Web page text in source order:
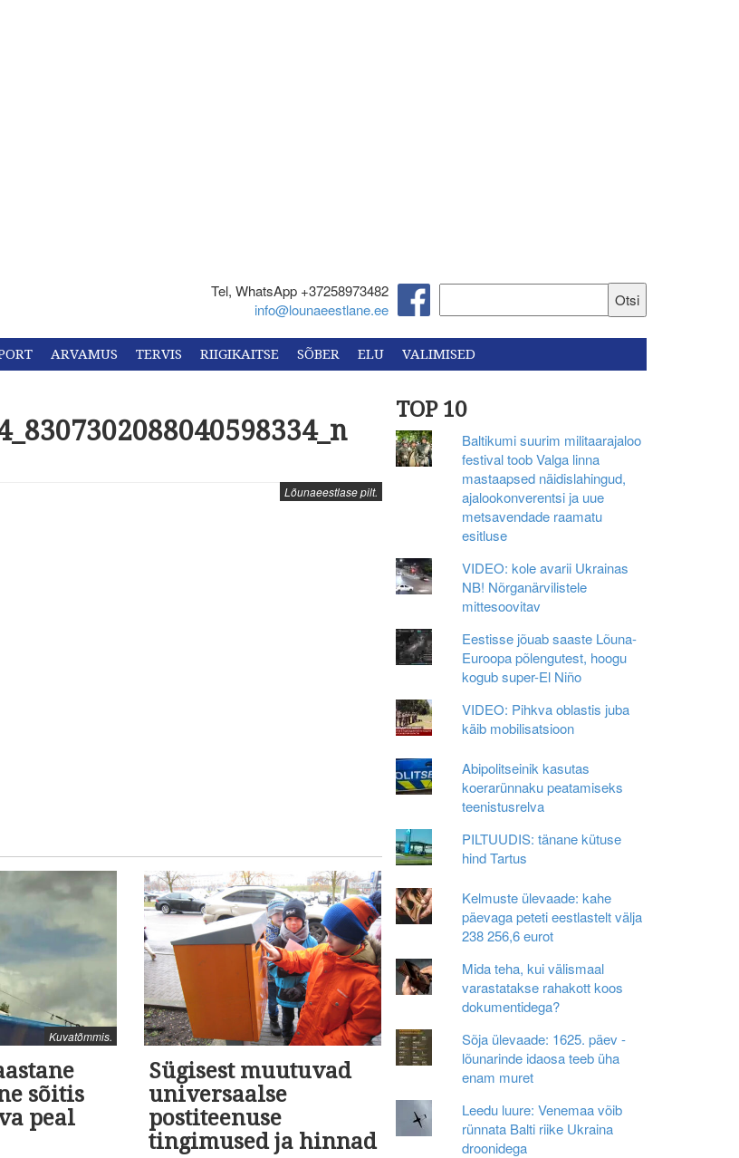
Tel, WhatsApp +37258973482‬
info@lounaeestlane.ee
ARVAMUS TERVIS RIIGIKAITSE SÕBER ELU VALIMISED
Lõunaeestlase pilt.
Kuvatõmmis.
sõitis
peal
Sügisest muutuvad
universaalse
postiteenuse
tingimused ja hinnad
TOP 10
Baltikumi suurim militaarajaloo
festival toob Valga linna
mastaapsed näidislahingud,
ajalookonverentsi ja uue
metsavendade raamatu
esitluse
VIDEO: kole avarii Ukrainas
NB! Nõrganärvilistele
mittesoovitav
Eestisse jõuab saaste Lõuna-
Euroopa põlengutest, hoogu
kogub super-El Niño
VIDEO: Pihkva oblastis juba
käib mobilisatsioon
Abipolitseinik kasutas
koerarünnaku peatamiseks
teenistusrelva
PILTUUDIS: tänane kütuse
hind Tartus
Kelmuste ülevaade: kahe
päevaga peteti eestlastelt välja
238 256,6 eurot
Mida teha, kui välismaal
varastatakse rahakott koos
dokumentidega?
Sõja ülevaade: 1625. päev -
lõunarinde idaosa teeb üha
enam muret
Leedu luure: Venemaa võib
rünnata Balti riike Ukraina
droonidega